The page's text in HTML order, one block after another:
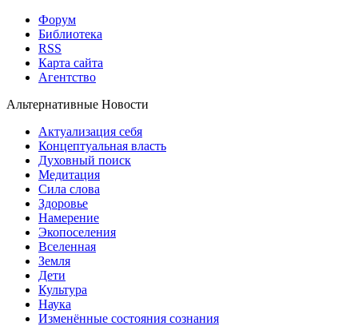
Форум
Библиотека
RSS
Карта сайта
Агентство
Альтернативные Новости
Актуализация себя
Концептуальная власть
Духовный поиск
Медитация
Сила слова
Здоровье
Намерение
Экопоселения
Вселенная
Земля
Дети
Культура
Наука
Изменённые состояния сознания